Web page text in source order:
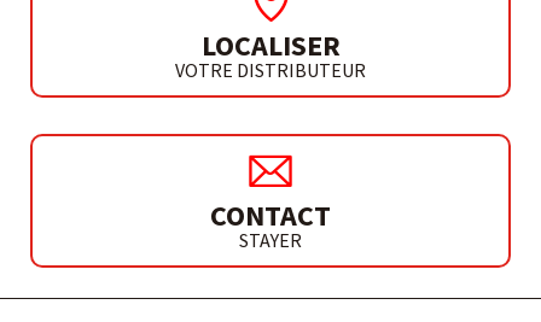
LOCALISER
VOTRE DISTRIBUTEUR
CONTACT
STAYER